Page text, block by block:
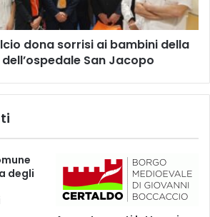
dona sorrisi ai bambini della
San Jacopo
degli